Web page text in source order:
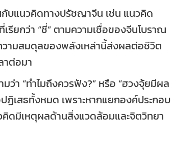
บแนวคิดทางปรัชญาจีน เช่น แนวคิด
ยกว่า “ชี่” ตามความเชื่อของจีนโบราณ
วามสมดุลของพลังเหล่านี้ส่งผลต่อชีวิต
าต่อมา
า “ทำไมถึงควรฟัง?” หรือ “ฮวงจุ้ยมีผล
ฏิเสธทั้งหมด เพราะหากแยกองค์ประกอบ
ดมีเหตุผลด้านสิ่งแวดล้อมและจิตวิทยา